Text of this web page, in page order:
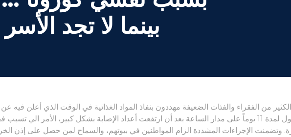
بينما لا تجد
من الفقراء والفئات الضعيفة مهددون بنفاذ المواد الغذائية في الوقت الذي أعلن فيه
كورونا. وقد بدأ لبنان حظر تجول لمدة 11 يوماً على مدار الساعة بعد أن ارتفعت أعداد الإصابة بشكل كبير،
وتضمنت الإجراءات المشددة الزام المواطنين في بيوتهم، والسماح لمن حصل على إذن